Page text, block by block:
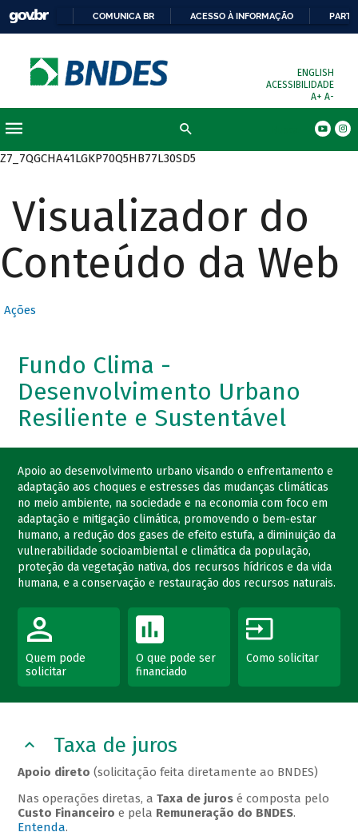
COMUNICA BR ACESSO À INFORMAÇÃO
ENGLISH
ACESSIBILIDADE
A+ A-
Z7_7QGCHA41LGKP70Q5HB77L30SD5
Visualizador do
Conteúdo da Web
Ações
Fundo Clima -
Desenvolvimento Urbano
Resiliente e Sustentável
Apoio ao desenvolvimento urbano visando o enfrentamento e
adaptação aos choques e estresses das mudanças climáticas
no meio ambiente, na sociedade e na economia com foco em
adaptação e mitigação climática, promovendo o bem-estar
humano, a redução dos gases de efeito estufa, a diminuição da
vulnerabilidade socioambiental e climática da população,
proteção da vegetação nativa, dos recursos hídricos e da vida
humana, e a conservação e restauração dos recursos naturais.
Quem pode
solicitar
O que pode ser
financiado
Como solicitar
Taxa de juros
Apoio direto(solicitação feita diretamente ao BNDES)
Nas operações diretas, aTaxa de juros é composta pelo
Custo Financeiro e pela Remuneração do BNDES.
Entenda.